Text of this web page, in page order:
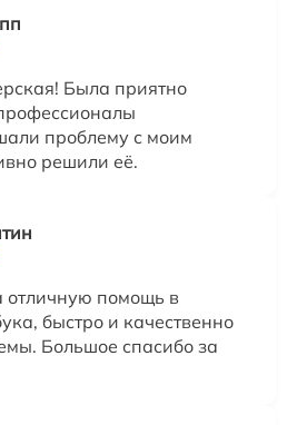
Была приятно
проблему с моим
решили её.
отличную помощь в
быстро и качественно
Большое спасибо за